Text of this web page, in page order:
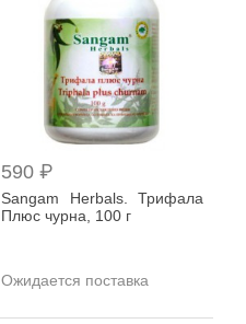
590 ₽
Sangam Herbals. Трифала
Плюс чурна, 100 г
Ожидается поставка